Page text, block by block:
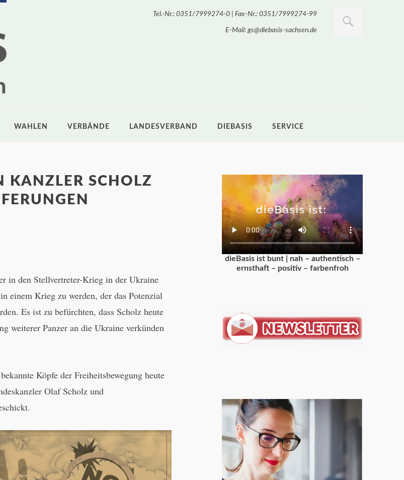
Tel.-Nr.: 0351/7999274-0 | Fax-Nr.: 0351/7999274-99
E-Mail: gs@diebasis-sachsen.de
WAHLEN VERBÄNDE LANDESVERBAND DIEBASIS SERVICE
KANZLER SCHOLZ
in den Stellvertreter-Krieg in der Ukraine
einem Krieg zu werden, der das Potenzial
Es ist zu befürchten, dass Scholz heute
weiterer Panzer an die Ukraine verkünden
Köpfe der Freiheitsbewegung heute
Olaf Scholz und
dieBasis ist bunt | nah – authentisch –
ernsthaft – positiv – farbenfroh